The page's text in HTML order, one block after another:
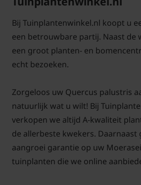
Veel gestelde vragen
palustris:
Hoe snel groeit
Antwoord: De Quercus palustris
snelgroeiende boom die ook wel
goede standplaats staan kunnen
de bomen de ruimte en ze
kleine bomen. De Moeraseik
aangeplant langs straten.
Bij Tuinplantenwinkel.nl koopt u
een betrouwbare partij. Naast de
een groot planten- en
echt bezoeken.
Zorgeloos uw Quercus palustris
natuurlijk wat u wilt! Bij
verkopen we altijd A-kwaliteit
de allerbeste kwekers. Daarnaast
aangroei garantie op uw
tuinplanten die we online